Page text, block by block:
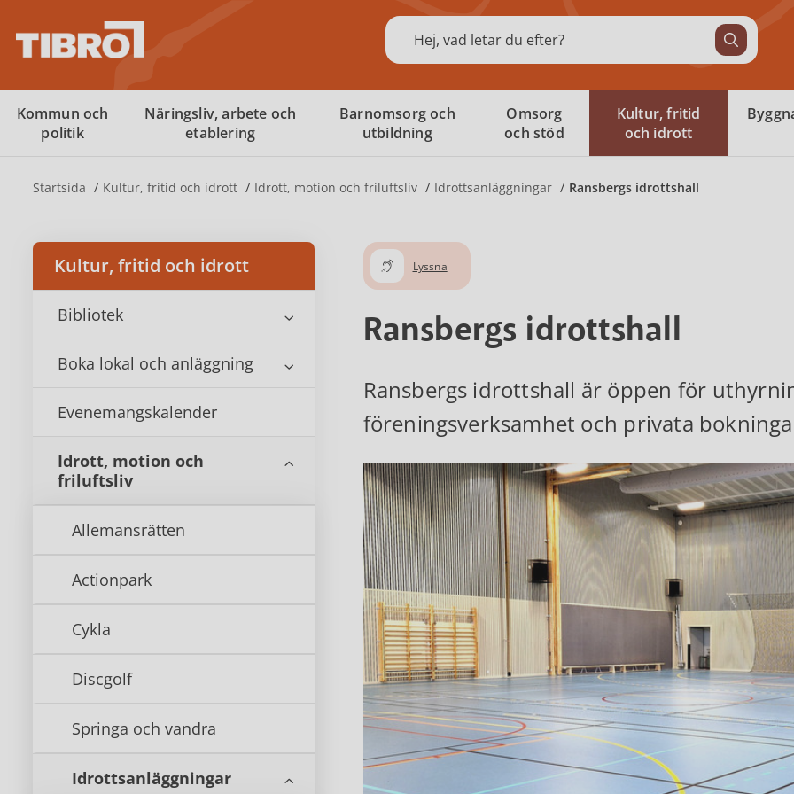
Sök
Kommun och
politik
Näringsliv, arbete och
etablering
Barnomsorg och
utbildning
Omsorg
och stöd
Kultur, fritid
och idrott
Startsida Kultur, fritid och idrott Idrott, motion och friluftsliv Idrottsanläggningar Ransbergs idrottshall
Kultur, fritid och idrott
Bibliotek
Boka lokal och anläggning
Evenemangskalender
Idrott, motion och
friluftsliv
Allemansrätten
Actionpark
Cykla
Discgolf
Springa och vandra
Idrottsanläggningar
Lyssna
Ransbergs idrottshall
Ransbergs idrottshall är öppen för
föreningsverksamhet och privata